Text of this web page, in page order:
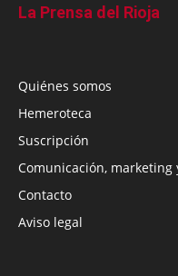
La Prensa del Rioja
Quiénes somos
Hemeroteca
Suscripción
Comunicación, marketing
Contacto
Aviso legal